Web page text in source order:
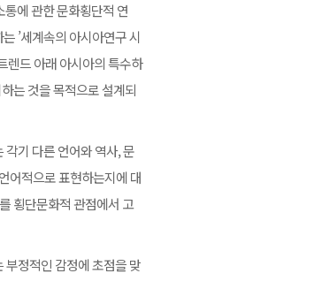
에 관한 문화횡단적 연
’세계속의 아시아연구 시
렌드 아래 아시아의 특수하
는 것을 목적으로 설계되
각기 다른 언어와 역사, 문
어적으로 표현하는지에 대
횡단문화적 관점에서 고
부정적인 감정에 초점을 맞